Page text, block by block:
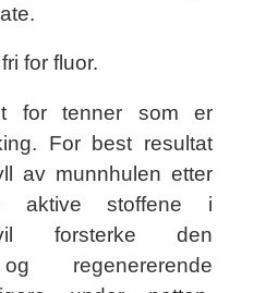
for fluor.
for tenner som er
For best resultat
av munnhulen etter
aktive stoffene i
forsterke den
regenererende